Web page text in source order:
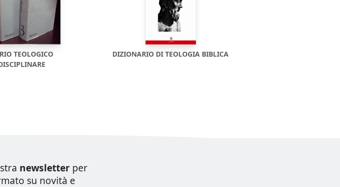
TEOLOGICO
DIZIONARIO DI TEOLOGIA BIBLICA
newsletter per
su novità e